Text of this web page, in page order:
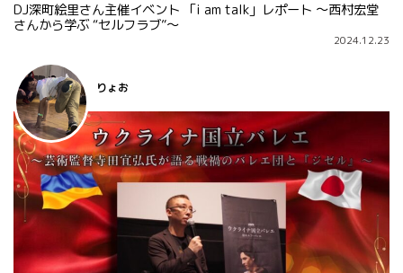
DJ深町絵里さん主催イベント 「i am talk」レポート ～西村宏堂
さんから学ぶ “セルフラブ”～
2024.12.23
りょお